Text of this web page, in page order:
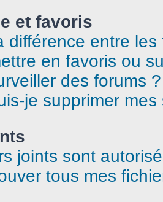
et favoris
différence entre
en favoris ou
des forums ?
je supprimer
joints sont
tous mes